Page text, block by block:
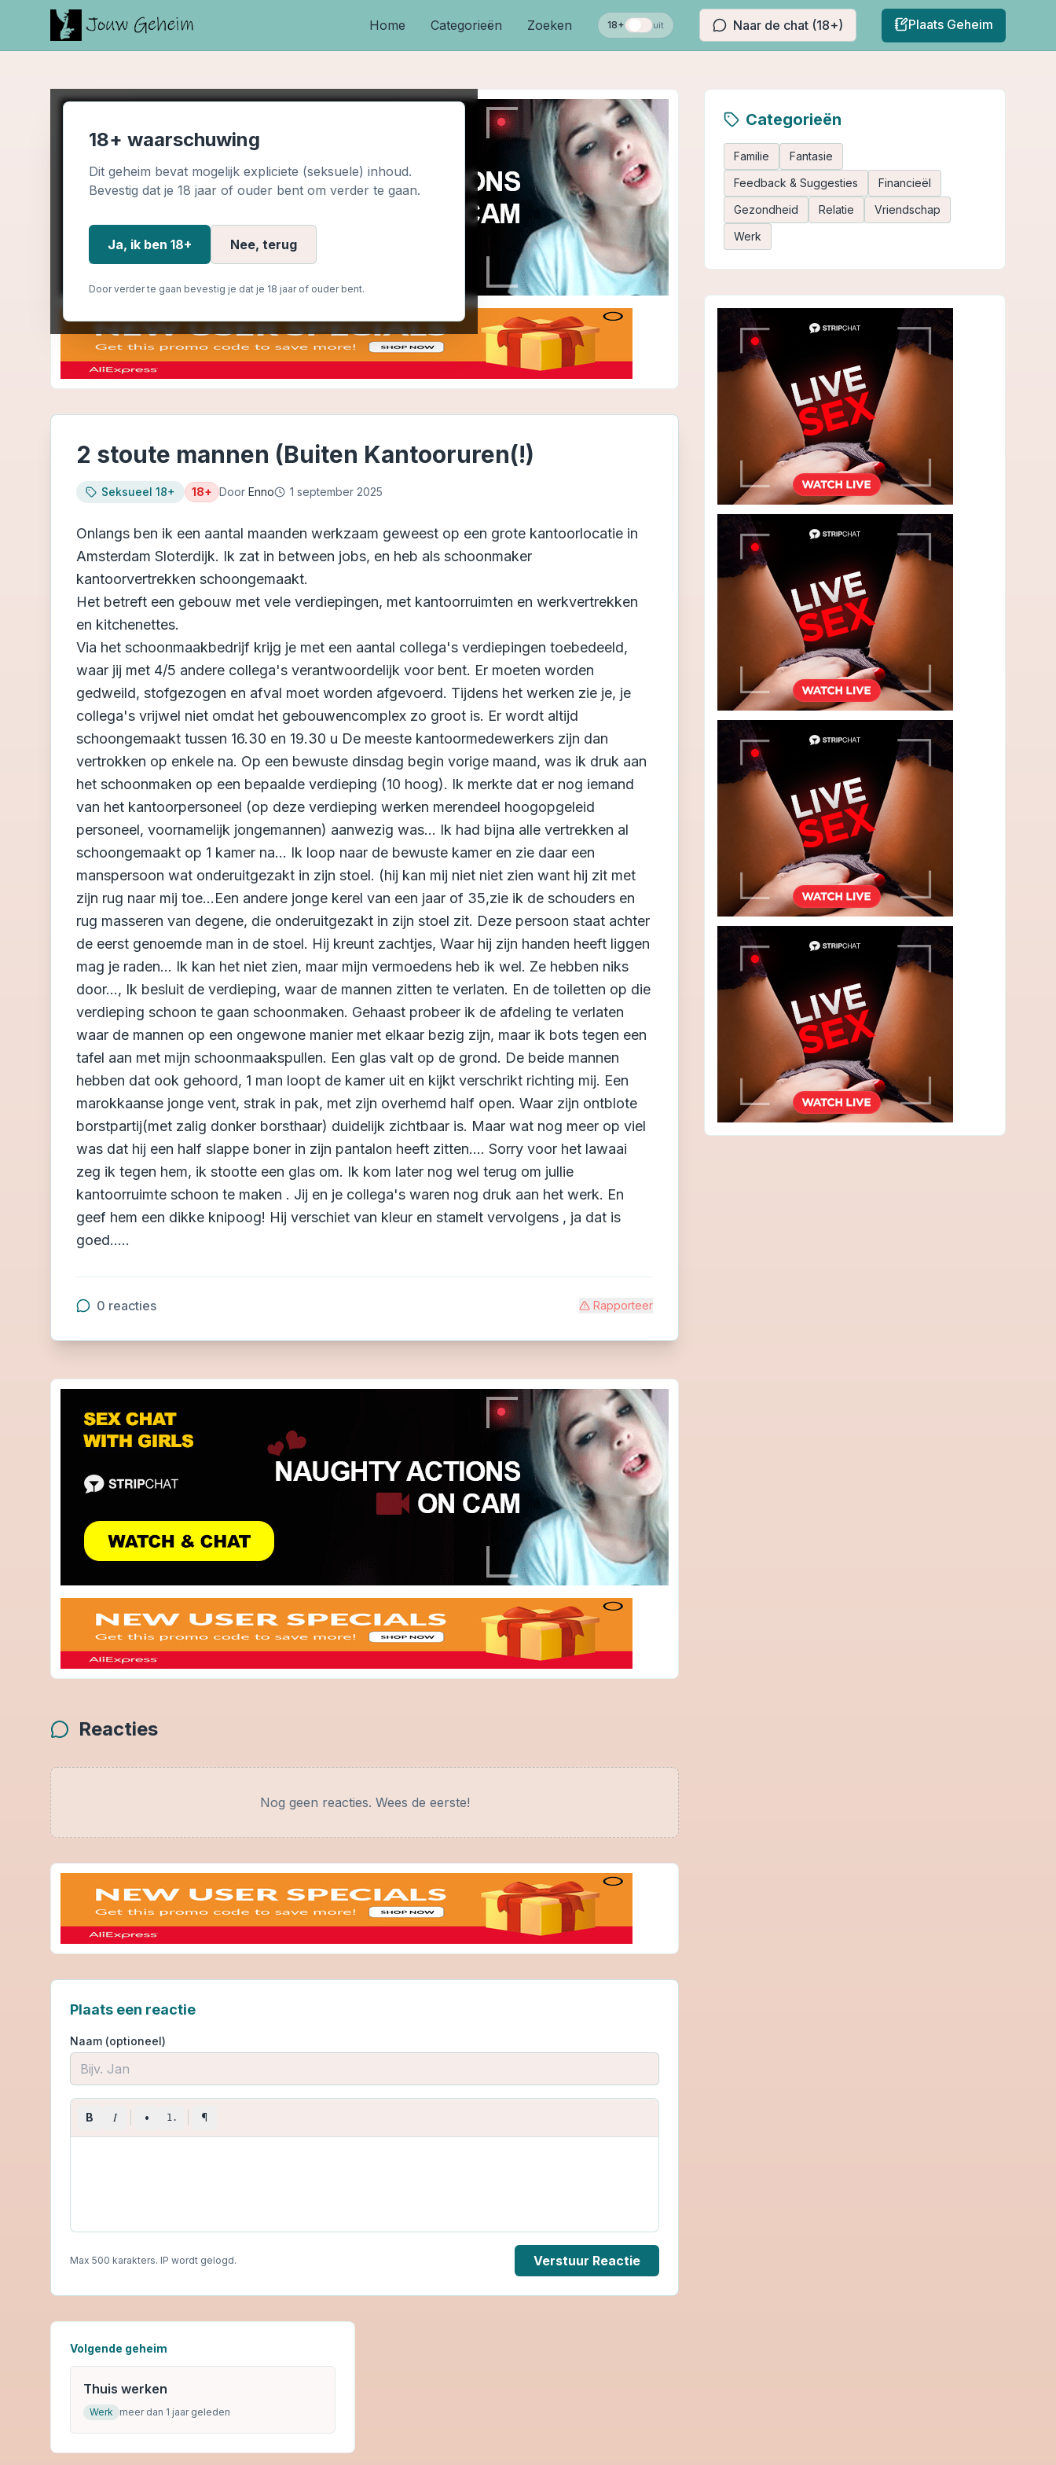
Home Categorieën Zoeken 18+ uit Naar de chat (18+) Plaats Geheim
18+ waarschuwing
Dit geheim bevat mogelijk expliciete (seksuele) inhoud.
Bevestig dat je 18 jaar of ouder bent om verder te gaan.
Ja, ik ben 18+ Nee, terug
Door verder te gaan bevestig je dat je 18 jaar of ouder bent.
2 stoute mannen (Buiten Kantooruren(!)
Seksueel 18+ 18+ Door Enno 1 september 2025
Onlangs ben ik een aantal maanden werkzaam geweest op een grote kantoorlocatie in
Amsterdam Sloterdijk. Ik zat in between jobs, en heb als schoonmaker
kantoorvertrekken schoongemaakt.
Het betreft een gebouw met vele verdiepingen, met kantoorruimten en werkvertrekken
en kitchenettes.
Via het schoonmaakbedrijf krijg je met een aantal collega's verdiepingen toebedeeld,
waar jij met 4/5 andere collega's verantwoordelijk voor bent. Er moeten worden
gedweild, stofgezogen en afval moet worden afgevoerd. Tijdens het werken zie je, je
collega's vrijwel niet omdat het gebouwencomplex zo groot is. Er wordt altijd
schoongemaakt tussen 16.30 en 19.30 u De meeste kantoormedewerkers zijn dan
vertrokken op enkele na. Op een bewuste dinsdag begin vorige maand, was ik druk aan
het schoonmaken op een bepaalde verdieping (10 hoog). Ik merkte dat er nog iemand
van het kantoorpersoneel (op deze verdieping werken merendeel hoogopgeleid
personeel, voornamelijk jongemannen) aanwezig was... Ik had bijna alle vertrekken al
schoongemaakt op 1 kamer na... Ik loop naar de bewuste kamer en zie daar een
manspersoon wat onderuitgezakt in zijn stoel. (hij kan mij niet niet zien want hij zit met
zijn rug naar mij toe...Een andere jonge kerel van een jaar of 35,zie ik de schouders en
rug masseren van degene, die onderuitgezakt in zijn stoel zit. Deze persoon staat achter
de eerst genoemde man in de stoel. Hij kreunt zachtjes, Waar hij zijn handen heeft liggen
mag je raden... Ik kan het niet zien, maar mijn vermoedens heb ik wel. Ze hebben niks
door..., Ik besluit de verdieping, waar de mannen zitten te verlaten. En de toiletten op die
verdieping schoon te gaan schoonmaken. Gehaast probeer ik de afdeling te verlaten
waar de mannen op een ongewone manier met elkaar bezig zijn, maar ik bots tegen een
tafel aan met mijn schoonmaakspullen. Een glas valt op de grond. De beide mannen
hebben dat ook gehoord, 1 man loopt de kamer uit en kijkt verschrikt richting mij. Een
marokkaanse jonge vent, strak in pak, met zijn overhemd half open. Waar zijn ontblote
borstpartij(met zalig donker borsthaar) duidelijk zichtbaar is. Maar wat nog meer op viel
was dat hij een half slappe boner in zijn pantalon heeft zitten.... Sorry voor het lawaai
zeg ik tegen hem, ik stootte een glas om. Ik kom later nog wel terug om jullie
kantoorruimte schoon te maken . Jij en je collega's waren nog druk aan het werk. En
geef hem een dikke knipoog! Hij verschiet van kleur en stamelt vervolgens , ja dat is
goed.....
0 reacties Rapporteer
Reacties
Nog geen reacties. Wees de eerste!
Plaats een reactie
Naam (optioneel)
B I • 1. ¶
Max 500 karakters. IP wordt gelogd. Verstuur Reactie
Volgende geheim
Thuis werken
Werk meer dan 1 jaar geleden
Categorieën
Familie
Fantasie
Feedback & Suggesties
Financieël
Gezondheid
Relatie
Vriendschap
Werk